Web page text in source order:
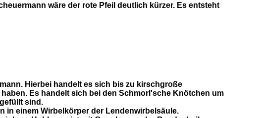
wäre der rote Pfeil deutlich kürzer. Es entsteht
Hierbei handelt es sich bis zu kirschgroße
Es handelt sich bei den Schmorl'sche Knötchen um
sind.
in einem Wirbelkörper der Lendenwirbelsäule.